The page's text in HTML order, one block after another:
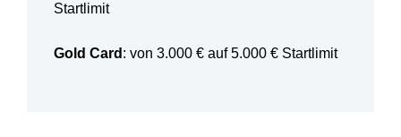
Startlimit
Gold Card : von 3.000 € auf 5.000 € Startlimit